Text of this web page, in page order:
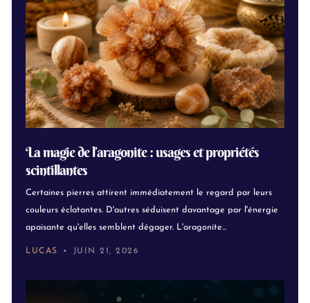
La magie de l’aragonite : usages et propriétés
scintillantes
Certaines pierres attirent immédiatement le regard par leurs
couleurs éclatantes. D'autres séduisent davantage par l'énergie
apaisante qu'elles semblent dégager. L'aragonite...
LUCAS JUIN 21, 2026